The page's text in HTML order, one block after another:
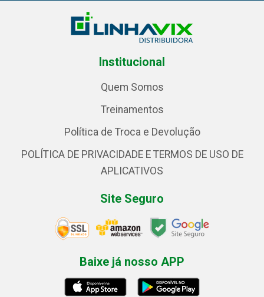
Institucional
Quem Somos
Treinamentos
Política de Troca e Devolução
POLÍTICA DE PRIVACIDADE E TERMOS DE USO DE
APLICATIVOS
Site Seguro
Baixe já nosso APP